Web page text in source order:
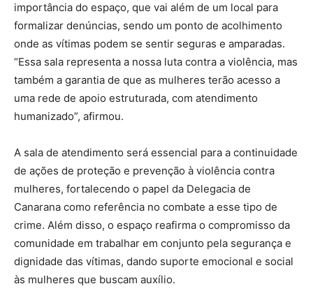
importância do espaço, que vai além de um local para
formalizar denúncias, sendo um ponto de acolhimento
onde as vítimas podem se sentir seguras e amparadas.
“Essa sala representa a nossa luta contra a violência, mas
também a garantia de que as mulheres terão acesso a
uma rede de apoio estruturada, com atendimento
humanizado”, afirmou.
A sala de atendimento será essencial para a continuidade
de ações de proteção e prevenção à violência contra
mulheres, fortalecendo o papel da Delegacia de
Canarana como referência no combate a esse tipo de
crime. Além disso, o espaço reafirma o compromisso da
comunidade em trabalhar em conjunto pela segurança e
dignidade das vítimas, dando suporte emocional e social
às mulheres que buscam auxílio.